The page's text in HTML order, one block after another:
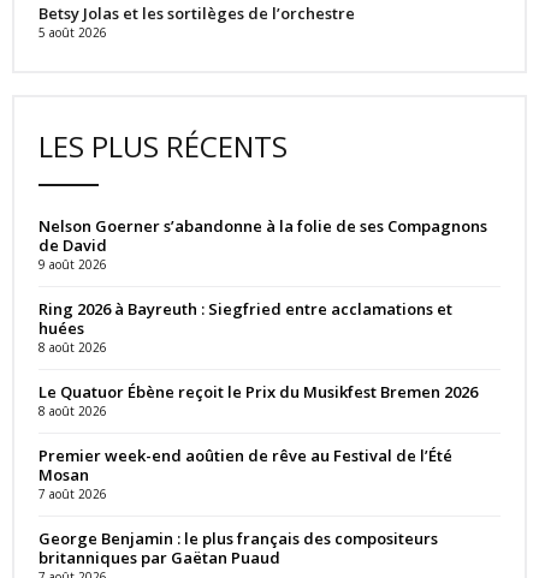
Betsy Jolas et les sortilèges de l’orchestre
5 août 2026
LES PLUS RÉCENTS
Nelson Goerner s’abandonne à la folie de ses Compagnons
de David
9 août 2026
Ring 2026 à Bayreuth : Siegfried entre acclamations et
huées
8 août 2026
Le Quatuor Ébène reçoit le Prix du Musikfest Bremen 2026
8 août 2026
Premier week-end aoûtien de rêve au Festival de l’Été
Mosan
7 août 2026
George Benjamin : le plus français des compositeurs
britanniques par Gaëtan Puaud